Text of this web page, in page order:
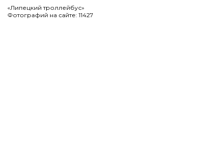
«Липецкий троллейбус»
Фотографий на сайте: 11427